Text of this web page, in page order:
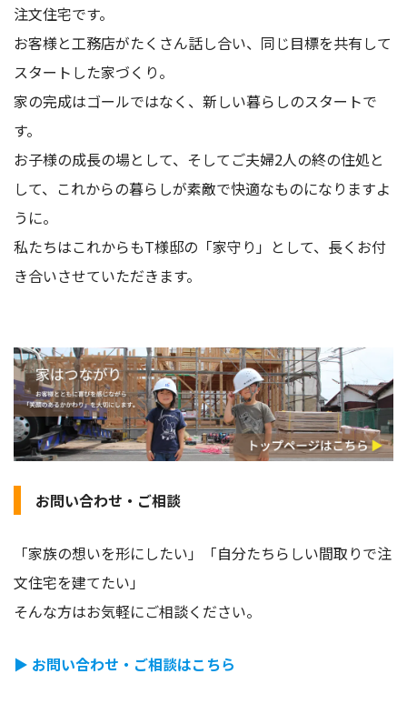
注文住宅です。
お客様と工務店がたくさん話し合い、同じ目標を共有して
スタートした家づくり。
家の完成はゴールではなく、新しい暮らしのスタートで
す。
お子様の成長の場として、そしてご夫婦2人の終の住処と
して、これからの暮らしが素敵で快適なものになりますよ
うに。
私たちはこれからもT様邸の「家守り」として、長くお付
き合いさせていただきます。
お問い合わせ・ご相談
「家族の想いを形にしたい」「自分たちらしい間取りで注
文住宅を建てたい」
そんな方はお気軽にご相談ください。
▶ お問い合わせ・ご相談はこちら